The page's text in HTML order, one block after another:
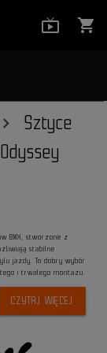
shopping_cart
Sztyce
BMX, stworzone z
stabilne
jazdy. To dobry wybór
i trwałego montażu.
CZYTAJ WIĘCEJ